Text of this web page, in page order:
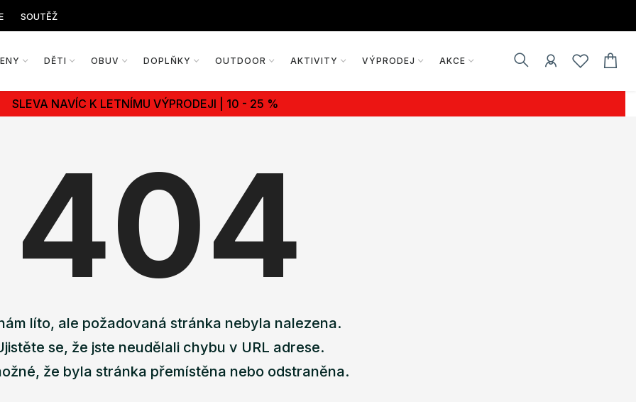
SOUTĚŽ
DĚTI OBUV DOPLŇKY OUTDOOR AKTIVITY VÝPRODEJ AKCE
SLEVA NAVÍC K LETNÍMU VÝPRODEJI | 10 - 25 %
404
líto, ale požadovaná stránka nebyla nalezena.
se, že jste neudělali chybu v URL adrese.
že byla stránka přemístěna nebo odstraněna.